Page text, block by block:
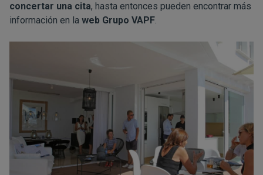
concertar una cita, hasta entonces pueden encontrar más
información en la web Grupo VAPF.